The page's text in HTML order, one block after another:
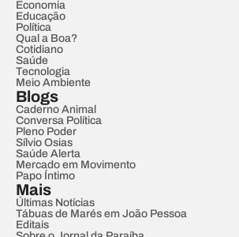
Economia
Educação
Política
Qual a Boa?
Cotidiano
Saúde
Tecnologia
Meio Ambiente
Blogs
Caderno Animal
Conversa Política
Pleno Poder
Sílvio Osias
Saúde Alerta
Mercado em Movimento
Papo Íntimo
Mais
Últimas Notícias
Tábuas de Marés em João Pessoa
Editais